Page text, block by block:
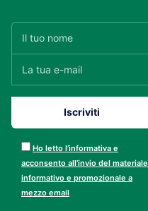
Ho letto l’informativa e
acconsento all’invio del materiale
informativo e promozionale a
mezzo email